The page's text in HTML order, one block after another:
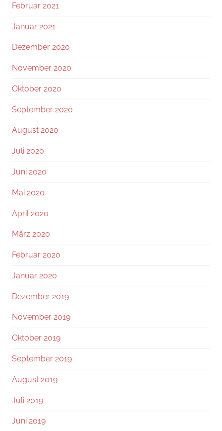
Februar 2021
Januar 2021
Dezember 2020
November 2020
Oktober 2020
September 2020
August 2020
Juli 2020
Juni 2020
Mai 2020
April 2020
März 2020
Februar 2020
Januar 2020
Dezember 2019
November 2019
Oktober 2019
September 2019
August 2019
Juli 2019
Juni 2019